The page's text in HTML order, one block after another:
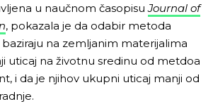
u naučnom časopisuJournal of
, pokazala je da odabir metoda
na zemljanim materijalima
uticaj na životnu sredinu od metdoa
i da je njihov ukupni uticaj manji od